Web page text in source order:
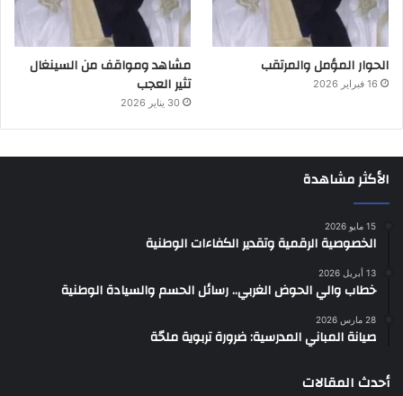
الحوار المؤمل والمرتقب
16 فبراير 2026
مشاهد ومواقف من السينغال
تثير العجب
30 يناير 2026
الأكثر مشاهدة
15 مايو 2026
الخصوصية الرقمية وتقدير الكفاءات الوطنية
13 أبريل 2026
خطاب والي الحوض الغربي.. رسائل الحسم والسيادة الوطنية
28 مارس 2026
صيانة المباني المدرسية: ضرورة تربوية ملحّة
أحدث المقالات